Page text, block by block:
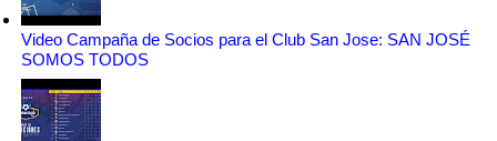
Video Campaña de Socios para el Club San Jose: SAN JOSÉ
SOMOS TODOS